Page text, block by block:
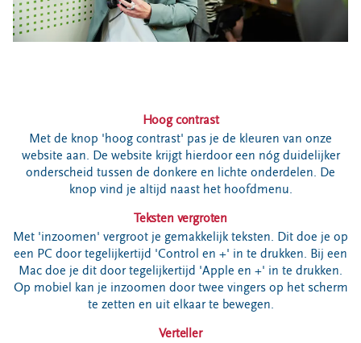
Storing, klacht of vraag
Klantenservice SYP
Werken bij
Voor gemeenten
Voor leveranciers en bezoekers
Hoog contrast
Met de knop 'hoog contrast' pas je de kleuren van onze
website aan. De website krijgt hierdoor een nóg duidelijker
onderscheid tussen de donkere en lichte onderdelen. De
knop vind je altijd naast het hoofdmenu.
Teksten vergroten
Met 'inzoomen' vergroot je gemakkelijk teksten. Dit doe je op
een PC door tegelijkertijd 'Control en +' in te drukken. Bij een
Mac doe je dit door tegelijkertijd 'Apple en +' in te drukken.
Op mobiel kan je inzoomen door twee vingers op het scherm
te zetten en uit elkaar te bewegen.
Verteller